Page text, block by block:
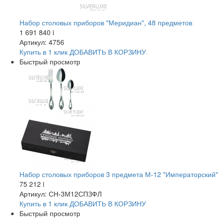
Набор столовых приборов "Меридиан", 48 предметов
1 691 840 i
Артикул: 4756
Купить в 1 клик ДОБАВИТЬ В КОРЗИНУ
Быстрый просмотр
Набор столовых приборов 3 предмета М-12 "Императорский"
75 212 i
Артикул: СН-3М12СПЗФЛ
Купить в 1 клик ДОБАВИТЬ В КОРЗИНУ
Быстрый просмотр